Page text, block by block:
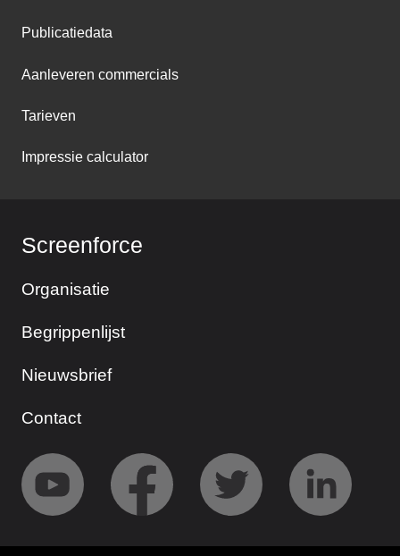
Publicatiedata
Aanleveren commercials
Tarieven
Impressie calculator
Screenforce
Organisatie
Begrippenlijst
Nieuwsbrief
Contact